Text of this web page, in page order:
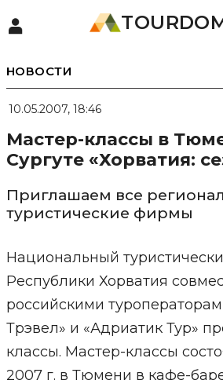
НОВОСТИ
10.05.2007, 18:46
Мастер-классы в
Сургуте «Хорватия:
Приглашаем все
туристические фирмы
Национальный
Республики Хорватия
российскими
Трэвел» и «Адриатик Тур»
классы. Мастер-классы
2007 г. в Тюмени в кафе-